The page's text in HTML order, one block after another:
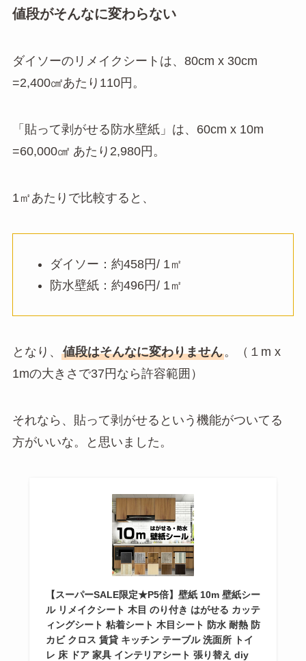
値段がそんなに変わらない
ダイソーのリメイクシートは、80cm x 30cm
=2,400㎠あたり110円。
「貼って剥がせる防水壁紙」は、60cm x 10m
=60,000㎠ あたり2,980円。
1㎡あたりで比較すると、
ダイソー：約458円/ 1㎡
防水壁紙：約496円/ 1㎡
となり、 値段はそんなに変わりません。（１m x
1mの大きさで37円なら許容範囲）
それなら、貼って剥がせるという機能がついてる
方がいいな。と思いました。
【スーパーSALE限定★P5倍】壁紙 10m 壁紙シー
ル リメイクシート 木目 のり付き はがせる カッテ
ィングシート 粘着シート 木目シート 防水 耐熱 防
カビ クロス 賃貸 キッチン テーブル 洗面所 トイ
レ 床 ドア 家具 インテリアシート 張り替え diy